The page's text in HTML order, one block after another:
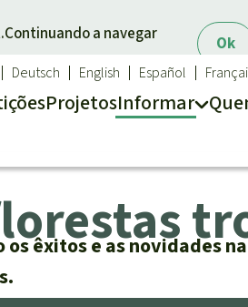
Ok
a navegar
ProjetosInformar
FAQ
Deutsch English Español
êxitos e as novidades